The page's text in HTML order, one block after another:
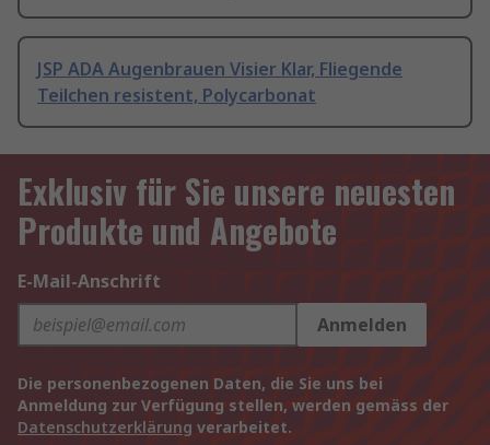
JSP ADA Augenbrauen Visier Klar, Fliegende
Teilchen resistent, Polycarbonat
Exklusiv für Sie unsere neuesten
Produkte und Angebote
E-Mail-Anschrift
Anmelden
Die personenbezogenen Daten, die Sie uns bei
Anmeldung zur Verfügung stellen, werden gemäss der
Datenschutzerklärung verarbeitet.